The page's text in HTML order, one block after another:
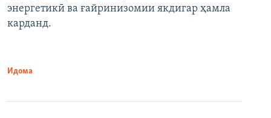
энергетикӣ ва ғайринизомии якдигар ҳамла
карданд.
Идома